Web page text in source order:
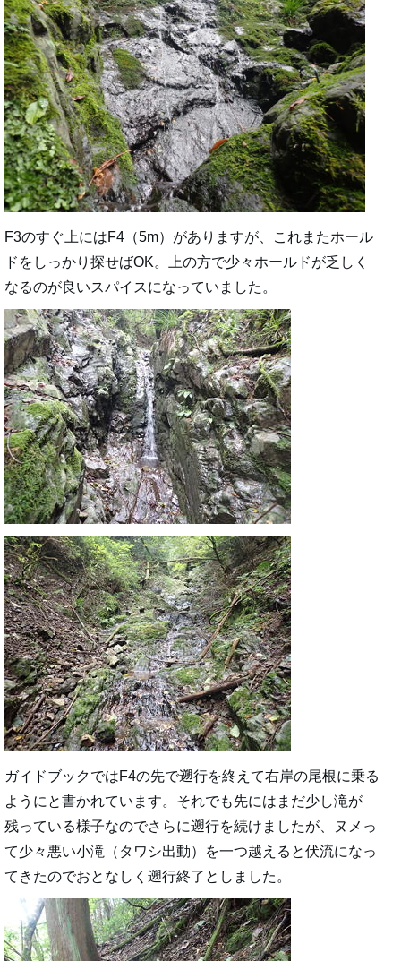
F3のすぐ上にはF4（5m）がありますが、これまたホール
ドをしっかり探せばOK。上の方で少々ホールドが乏しく
なるのが良いスパイスになっていました。
ガイドブックではF4の先で遡行を終えて右岸の尾根に乗る
ようにと書かれています。それでも先にはまだ少し滝が
残っている様子なのでさらに遡行を続けましたが、ヌメっ
て少々悪い小滝（タワシ出動）を一つ越えると伏流になっ
てきたのでおとなしく遡行終了としました。